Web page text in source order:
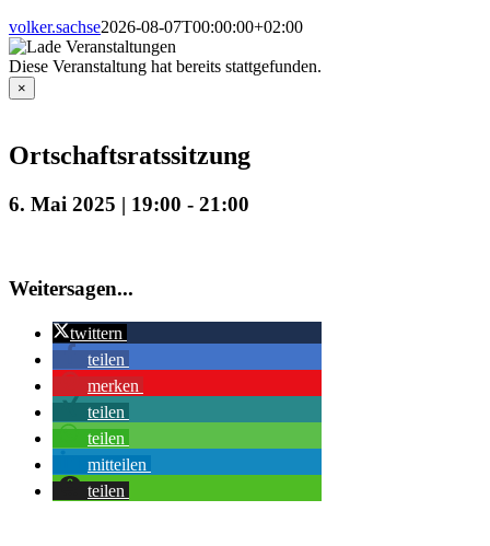
volker.sachse2026-08-07T00:00:00+02:00
Diese Veranstaltung hat bereits stattgefunden.
×
Ortschaftsratssitzung
6. Mai 2025 | 19:00 - 21:00
Weitersagen...
twittern
teilen
merken
teilen
teilen
mitteilen
teilen